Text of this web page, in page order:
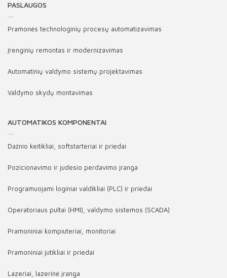
PASLAUGOS
Pramonės technologinių procesų automatizavimas
Įrenginių remontas ir modernizavimas
Automatinių valdymo sistemų projektavimas
Valdymo skydų montavimas
AUTOMATIKOS KOMPONENTAI
Dažnio keitikliai, softstarteriai ir priedai
Pozicionavimo ir judesio perdavimo įranga
Programuojami loginiai valdikliai (PLC) ir priedai
Operatoriaus pultai (HMI), valdymo sistemos (SCADA)
Pramoniniai kompiuteriai, monitoriai
Pramoniniai jutikliai ir priedai
Lazeriai, lazerinė įranga